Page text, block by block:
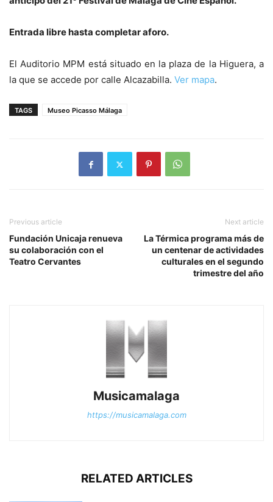
Entrada libre hasta completar aforo.
El Auditorio MPM está situado en la plaza de la Higuera, a
la que se accede por calle Alcazabilla. Ver mapa.
TAGS Museo Picasso Málaga
Previous article
Fundación Unicaja renueva
su colaboración con el
Teatro Cervantes
Next article
La Térmica programa más de
un centenar de actividades
culturales en el segundo
trimestre del año
Musicamalaga
https://musicamalaga.com
RELATED ARTICLES